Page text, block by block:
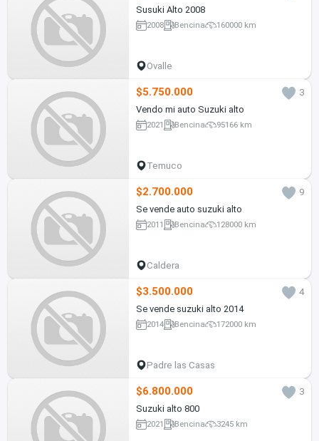
Susuki Alto 2008
2008 Bencina 160000 km
Ovalle
$5.750.000
3
Vendo mi auto Suzuki alto
2021 Bencina 95166 km
Temuco
$2.700.000
9
Se vende auto suzuki alto
2011 Bencina 128000 km
Caldera
$3.500.000
4
Se vende suzuki alto 2014
2014 Bencina 172000 km
Padre las Casas
$6.800.000
3
Suzuki alto 800
2021 Bencina 3245 km